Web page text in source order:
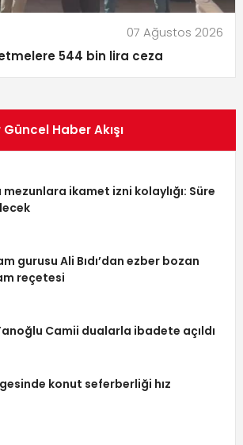
07 Ağustos 2026
544 bin lira ceza
Haber Akışı
mezunlara ikamet izni kolaylığı: Süre
gurusu Ali Bıdı’dan ezber bozan
reçetesi
Camii dualarla ibadete açıldı
konut seferberliği hız